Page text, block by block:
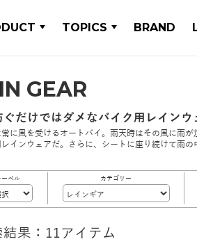
TOPICS BRAND
GEAR
ぐだけではダメなバイク用レインウ
に風を受けるオートバイ。雨天時はその風に雨
インウェアだ。さらに、シートに座り続けて雨
ーベル カテゴリー
結果：11アイテム